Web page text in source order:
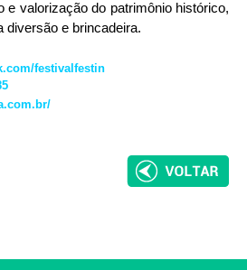
e valorização do patrimônio histórico,
diversão e brincadeira.
festivalfestin